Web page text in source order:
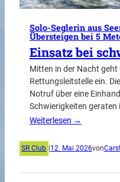
Solo-Seglerin aus
Übersteigen bei 5
Einsatz bei
Mitten in der Nacht geht
Rettungsleitstelle ein.
Notruf über eine
Schwierigkeiten
Weiterlesen →
SR Club 12. Mai 2026von